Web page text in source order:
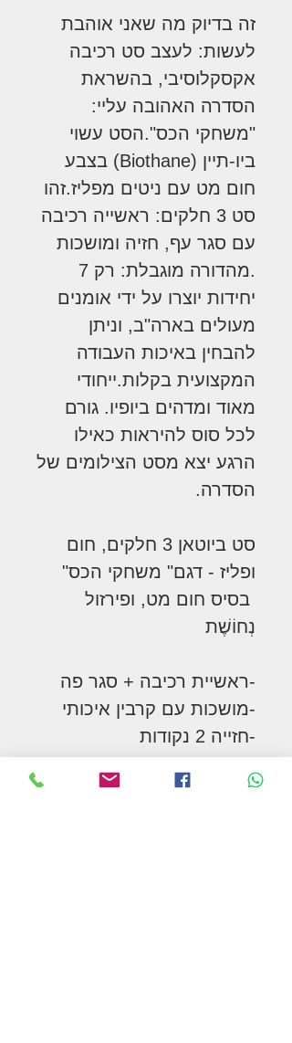
זה בדיוק מה שאני אוהבת
לעשות: לעצב סט רכיבה
אקסקלוסיבי, בהשראת
הסדרה האהובה עליי:
"משחקי הכס".הסט עשוי
ביו-תיין (Biothane) בצבע
חום מט עם ניטים מפליז.זהו
סט 3 חלקים: ראשייה רכיבה
עם סגר עף, חזיה ומושכות
.מהדורה מוגבלת: רק 7
יחידות יוצרו על ידי אומנים
מעולים בארה"ב, וניתן
להבחין באיכות העבודה
המקצועית בקלות.ייחודי
מאוד ומדהים ביופיו. גורם
לכל סוס להיראות כאילו
הרגע יצא מסט הצילומים של
הסדרה.
סט ביוטאן 3 חלקים, חום
ופליז - דגם" משחקי הכס"
בסיס חום מט, ופירזול
נְחוֹשֶׁת
-ראשיית רכיבה + סגר פה
-מושכות עם קרבין איכותי
-חזייה 2 נקודות
רצועת אף מתכווננת